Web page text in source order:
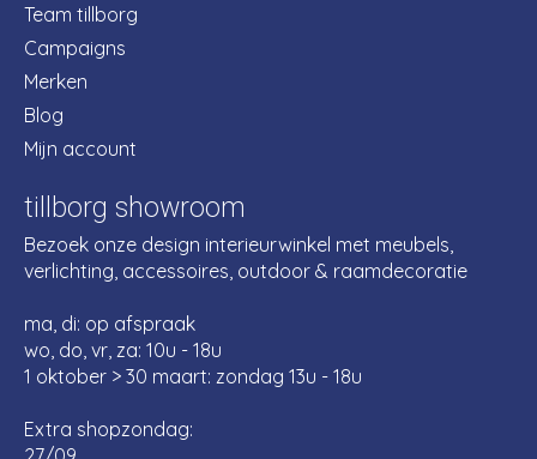
Team tillborg
Campaigns
Merken
Blog
Mijn account
tillborg showroom
Bezoek onze design interieurwinkel met meubels,
verlichting, accessoires, outdoor & raamdecoratie
ma, di: op afspraak
wo, do, vr, za: 10u - 18u
1 oktober > 30 maart: zondag 13u - 18u
Extra shopzondag: